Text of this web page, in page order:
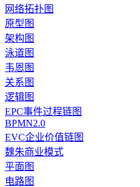
网络拓扑图
原型图
架构图
泳道图
韦恩图
关系图
逻辑图
EPC事件过程链图
BPMN2.0
EVC企业价值链图
魏朱商业模式
平面图
电路图